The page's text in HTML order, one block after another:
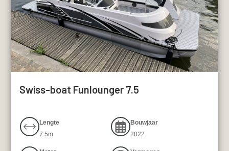
Swiss-boat Funlounger 7.5
Lengte
7.5m
Bouwjaar
2022